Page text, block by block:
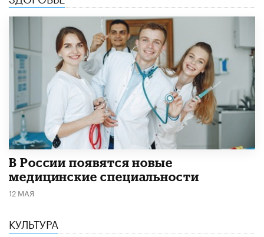
В России появятся новые
медицинские специальности
12 МАЯ
КУЛЬТУРА